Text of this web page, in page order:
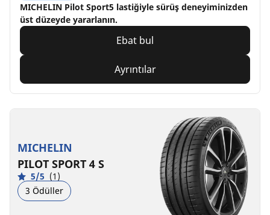
MICHELIN Pilot Sport5 lastiğiyle sürüş deneyiminizden
üst düzeyde yararlanın.
Ebat bul
Ayrıntılar
MICHELIN
PILOT SPORT 4 S
5/5 (1)
3 Ödüller